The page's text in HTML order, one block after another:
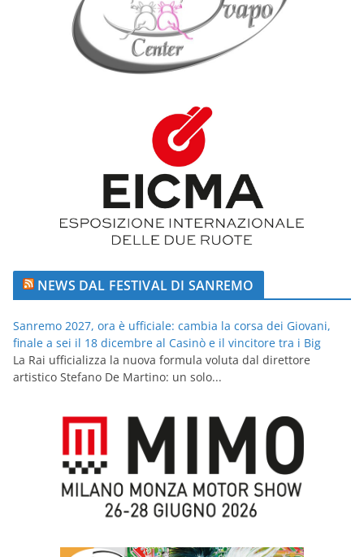
NEWS DAL FESTIVAL DI SANREMO
Sanremo 2027, ora è ufficiale: cambia la corsa dei Giovani,
finale a sei il 18 dicembre al Casinò e il vincitore tra i Big
La Rai ufficializza la nuova formula voluta dal direttore
artistico Stefano De Martino: un solo...